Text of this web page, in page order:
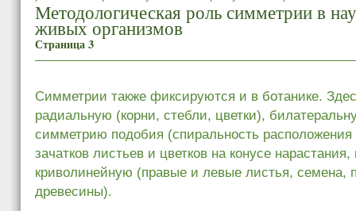
Методологическая роль симметрии в
живых организмов
Страница 3
Симметрии также фиксируются и в ботанике.
радиальную (корни, стебли, цветки),
симметрию подобия (спиральность расположения
зачатков листьев и цветков на конусе нарастания,
криволинейную (правые и левые листья, семена,
древесины).